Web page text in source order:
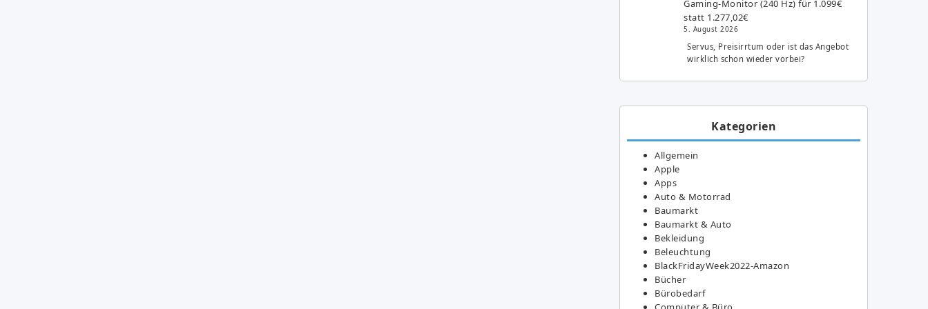
Gaming-Monitor (240 Hz) für 1.099€
statt 1.277,02€
5. August 2026
Servus, Preisirrtum oder ist das Angebot
wirklich schon wieder vorbei?
Kategorien
Allgemein
Apple
Apps
Auto & Motorrad
Baumarkt
Baumarkt & Auto
Bekleidung
Beleuchtung
BlackFridayWeek2022-Amazon
Bücher
Bürobedarf